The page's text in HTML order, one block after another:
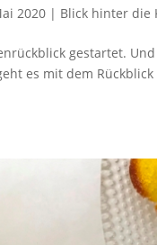
2020 | Blick hinter die
gestartet.
es mit dem